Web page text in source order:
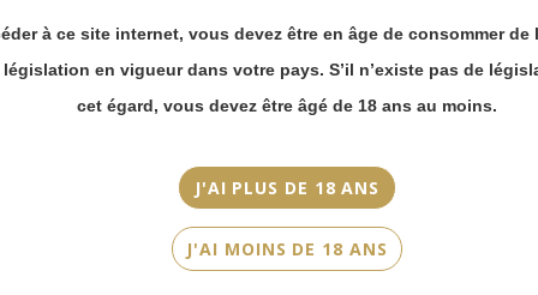
à ce site internet, vous devez être en âge de consommer de
législation en vigueur dans votre pays. S’il n’existe pas de
cet égard, vous devez être âgé de 18 ans au moins.
J'AI PLUS DE 18 ANS
J'AI MOINS DE 18 ANS
Couleur
Blanc
Cépage(s)
Merci de bien
prendre en compte :
Les envois
partir du 31 août.
Les commandes
en click-and-
collect (cave
Faubourg Saint-